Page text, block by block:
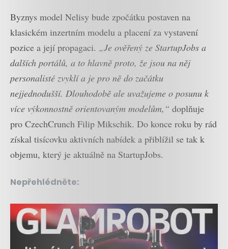
Byznys model Nelisy bude zpočátku postaven na
klasickém inzertním modelu a placení za vystavení
pozice a její propagaci. „Je ověřený ze StartupJobs a
dalších portálů, a to hlavně proto, že jsou na něj
personalisté zvyklí a je pro ně do začátku
nejjednodušší. Dlouhodobě ale uvažujeme o posunu k
více výkonnostně orientovaným modelům,“ doplňuje
pro CzechCrunch Filip Mikschik. Do konce roku by rád
získal tisícovku aktivních nabídek a přiblížil se tak k
objemu, který je aktuálně na StartupJobs.
Nepřehlédněte: